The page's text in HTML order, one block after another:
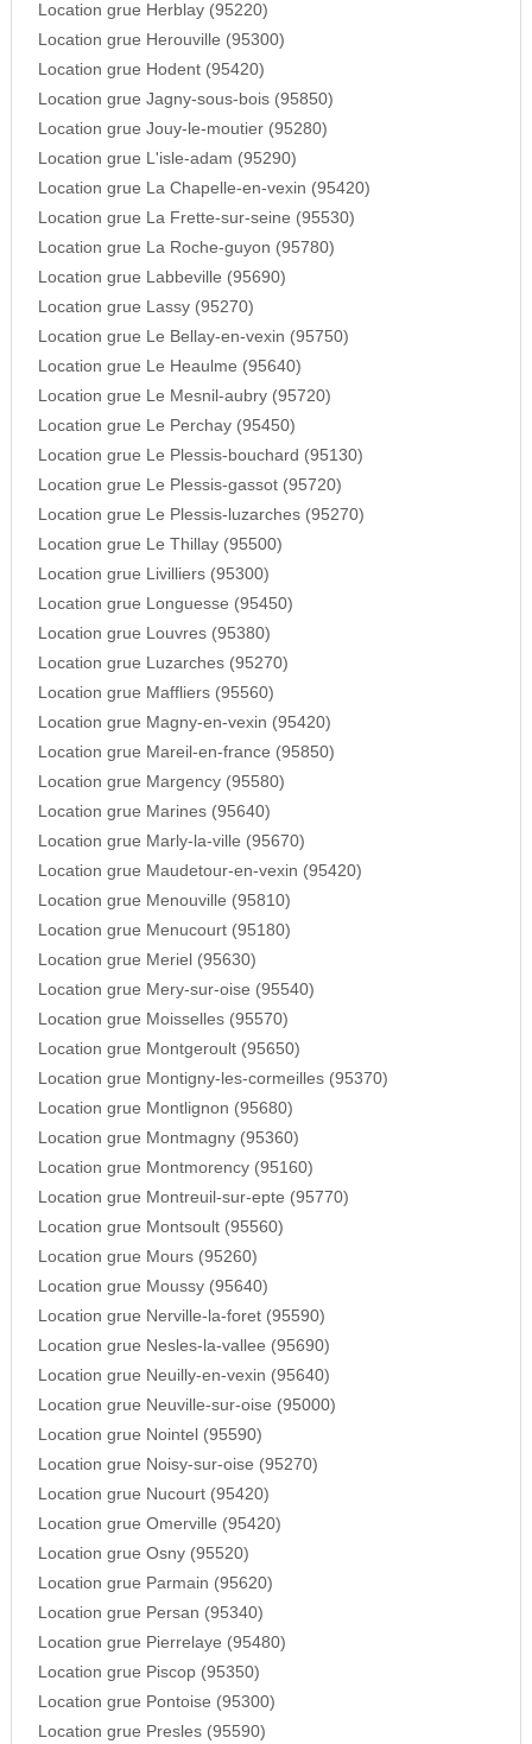
Location grue Herblay (95220)
Location grue Herouville (95300)
Location grue Hodent (95420)
Location grue Jagny-sous-bois (95850)
Location grue Jouy-le-moutier (95280)
Location grue L'isle-adam (95290)
Location grue La Chapelle-en-vexin (95420)
Location grue La Frette-sur-seine (95530)
Location grue La Roche-guyon (95780)
Location grue Labbeville (95690)
Location grue Lassy (95270)
Location grue Le Bellay-en-vexin (95750)
Location grue Le Heaulme (95640)
Location grue Le Mesnil-aubry (95720)
Location grue Le Perchay (95450)
Location grue Le Plessis-bouchard (95130)
Location grue Le Plessis-gassot (95720)
Location grue Le Plessis-luzarches (95270)
Location grue Le Thillay (95500)
Location grue Livilliers (95300)
Location grue Longuesse (95450)
Location grue Louvres (95380)
Location grue Luzarches (95270)
Location grue Maffliers (95560)
Location grue Magny-en-vexin (95420)
Location grue Mareil-en-france (95850)
Location grue Margency (95580)
Location grue Marines (95640)
Location grue Marly-la-ville (95670)
Location grue Maudetour-en-vexin (95420)
Location grue Menouville (95810)
Location grue Menucourt (95180)
Location grue Meriel (95630)
Location grue Mery-sur-oise (95540)
Location grue Moisselles (95570)
Location grue Montgeroult (95650)
Location grue Montigny-les-cormeilles (95370)
Location grue Montlignon (95680)
Location grue Montmagny (95360)
Location grue Montmorency (95160)
Location grue Montreuil-sur-epte (95770)
Location grue Montsoult (95560)
Location grue Mours (95260)
Location grue Moussy (95640)
Location grue Nerville-la-foret (95590)
Location grue Nesles-la-vallee (95690)
Location grue Neuilly-en-vexin (95640)
Location grue Neuville-sur-oise (95000)
Location grue Nointel (95590)
Location grue Noisy-sur-oise (95270)
Location grue Nucourt (95420)
Location grue Omerville (95420)
Location grue Osny (95520)
Location grue Parmain (95620)
Location grue Persan (95340)
Location grue Pierrelaye (95480)
Location grue Piscop (95350)
Location grue Pontoise (95300)
Location grue Presles (95590)